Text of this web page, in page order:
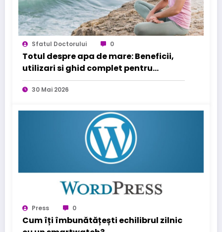
Sfatul Doctorului 0
Totul despre apa de mare: Beneficii,
utilizari si ghid complet pentru
sanatatea familiei tale
30 Mai 2026
Press 0
Cum îți îmbunătățești echilibrul zilnic